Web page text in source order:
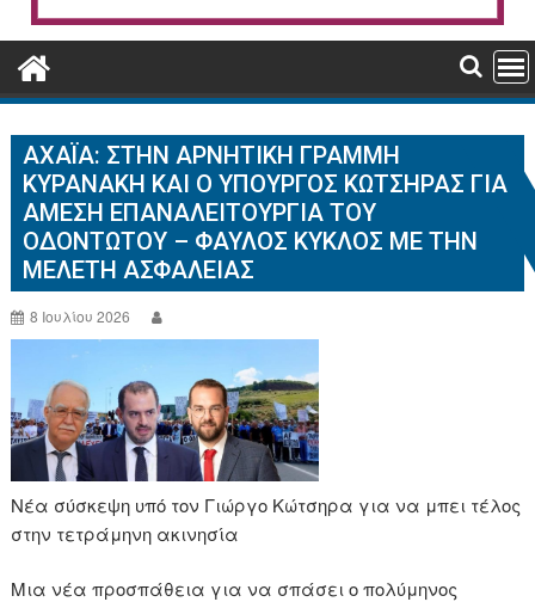
ΑΧΑΪ́Α: ΣΤΗΝ ΑΡΝΗΤΙΚΉ ΓΡΑΜΜΉ
ΚΥΡΑΝΆΚΗ ΚΑΙ Ο ΥΠΟΥΡΓΌΣ ΚΏΤΣΗΡΑΣ ΓΙΑ
ΆΜΕΣΗ ΕΠΑΝΑΛΕΙΤΟΥΡΓΊΑ ΤΟΥ
ΟΔΟΝΤΩΤΟΎ – ΦΑΎΛΟΣ ΚΎΚΛΟΣ ΜΕ ΤΗΝ
ΜΕΛΈΤΗ ΑΣΦΆΛΕΙΑΣ
8 Ιουλίου 2026
Νέα σύσκεψη υπό τον Γιώργο Κώτσηρα για να μπει τέλος
στην τετράμηνη ακινησία
Μια νέα προσπάθεια για να σπάσει ο πολύμηνος